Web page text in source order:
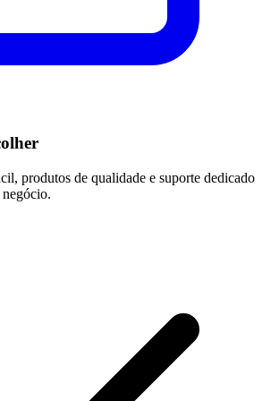
produtos de qualidade e suporte dedicado
negócio.